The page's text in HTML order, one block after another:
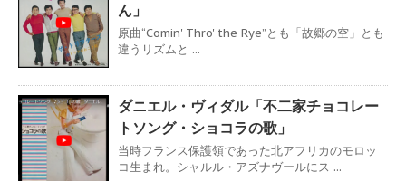
ん」
原曲“Comin' Thro' the Rye”とも「故郷の空」とも
違うリズムと ...
ダニエル・ヴィダル「不二家チョコレー
トソング・ショコラの歌」
当時フランス保護領であった北アフリカのモロッ
コ生まれ。シャルル・アズナヴールにス ...